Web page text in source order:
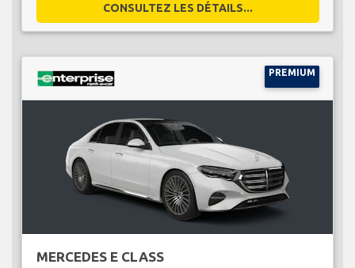
CONSULTEZ LES DÉTAILS...
PREMIUM
MERCEDES E CLASS